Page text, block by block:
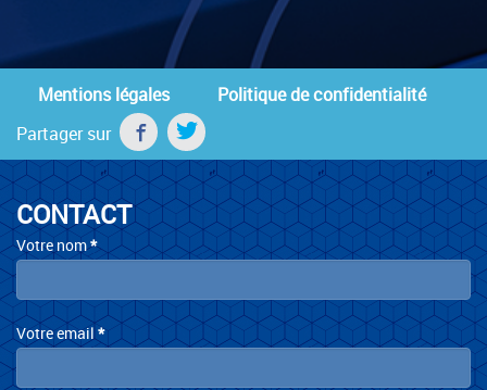
Mentions légales
Politique de confidentialité
Partager sur
CONTACT
Contact
Votre nom*
Votre email *